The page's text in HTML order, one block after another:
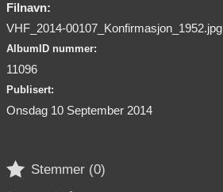
Filnavn:
VHF_2014-00107_Konfirmasjon_1952.jpg
AlbumID nummer:
11096
Publisert:
Onsdag 10 September 2014
 Stemmer (0)